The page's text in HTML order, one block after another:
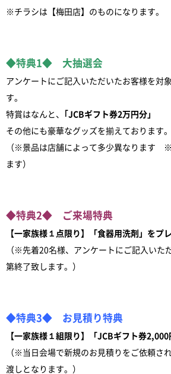
※チラシは【梅田店】のものになります。
◆特典1◆ 大抽選会
アンケートにご記入いただいたお客様を対
す。
特賞はなんと、
｢JCBギフト券2万円分」
その他にも豪華なグッズを揃えております
（※景品は店舗によって多少異なります
ます）
◆特典2◆ ご来場特典
【一家族様１点限り】「食器用洗剤」をプ
（※先着20名様、アンケートにご記入いた
第終了致します。）
◆特典3◆ お見積り特典
【一家族様１組限り 】「JCBギフト券2,000
（※当日会場で新規のお見積りをご依頼さ
渡しとなります。）